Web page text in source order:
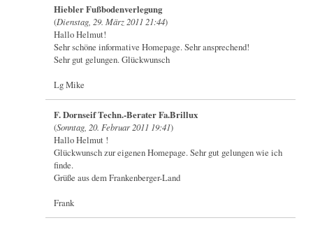
Hiebler Fußbodenverlegung
(Dienstag, 29. März 2011 21:44)
Hallo Helmut!
Sehr schöne informative Homepage. Sehr ansprechend!
Sehr gut gelungen. Glückwunsch
Lg Mike
F. Dornseif Techn.-Berater Fa.Brillux
(Sonntag, 20. Februar 2011 19:41)
Hallo Helmut !
Glückwunsch zur eigenen Homepage. Sehr gut gelungen wie ich
finde.
Grüße aus dem Frankenberger-Land
Frank